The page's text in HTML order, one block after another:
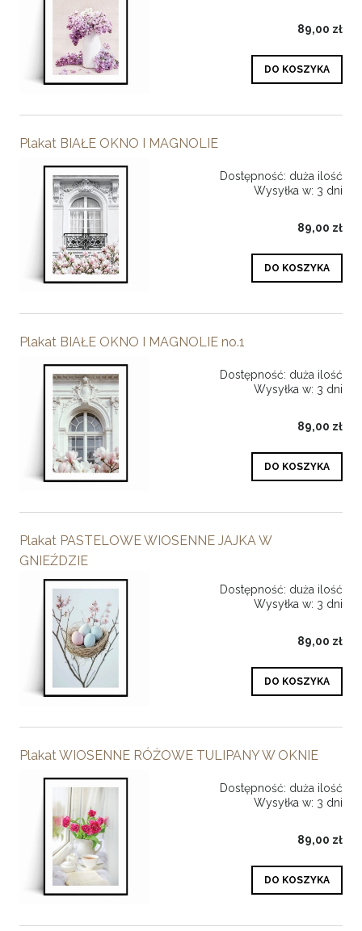
89,00 zł
DO KOSZYKA
Plakat BIAŁE OKNO I MAGNOLIE
Dostępność: duża ilość
Wysyłka w: 3 dni
89,00 zł
DO KOSZYKA
Plakat BIAŁE OKNO I MAGNOLIE no.1
Dostępność: duża ilość
Wysyłka w: 3 dni
89,00 zł
DO KOSZYKA
Plakat PASTELOWE WIOSENNE JAJKA W
GNIEŹDZIE
Dostępność: duża ilość
Wysyłka w: 3 dni
89,00 zł
DO KOSZYKA
Plakat WIOSENNE RÓŻOWE TULIPANY W OKNIE
Dostępność: duża ilość
Wysyłka w: 3 dni
89,00 zł
DO KOSZYKA